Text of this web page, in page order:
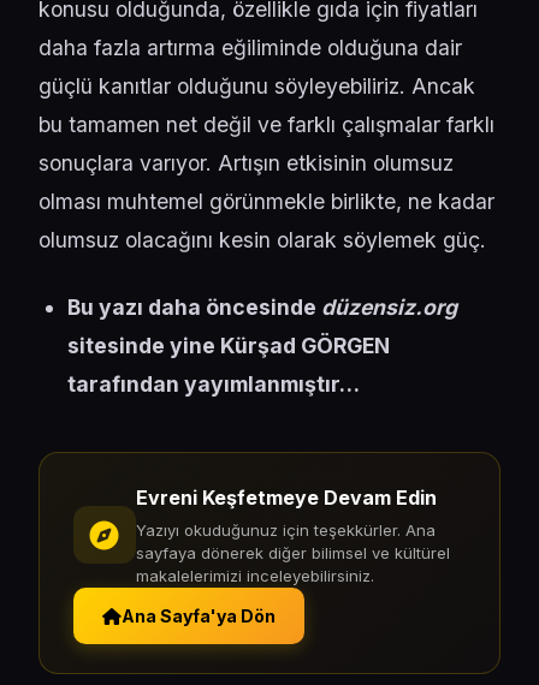
konusu olduğunda, özellikle gıda için fiyatları
daha fazla artırma eğiliminde olduğuna dair
güçlü kanıtlar olduğunu söyleyebiliriz. Ancak
bu tamamen net değil ve farklı çalışmalar farklı
sonuçlara varıyor. Artışın etkisinin olumsuz
olması muhtemel görünmekle birlikte, ne kadar
olumsuz olacağını kesin olarak söylemek güç.
Bu yazı daha öncesinde düzensiz.org
sitesinde yine Kürşad GÖRGEN
tarafından yayımlanmıştır…
Evreni Keşfetmeye Devam Edin
Yazıyı okuduğunuz için teşekkürler. Ana
sayfaya dönerek diğer bilimsel ve kültürel
makalelerimizi inceleyebilirsiniz.
Ana Sayfa'ya Dön